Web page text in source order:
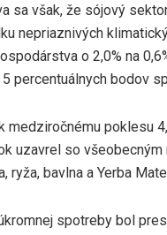
sa však, že sójový
nepriaznivých
o 2,0% na
5 percentuálnych bodov
medziročnému poklesu
uzavrel so
ryža, bavlna a Yerba
spotreby bol